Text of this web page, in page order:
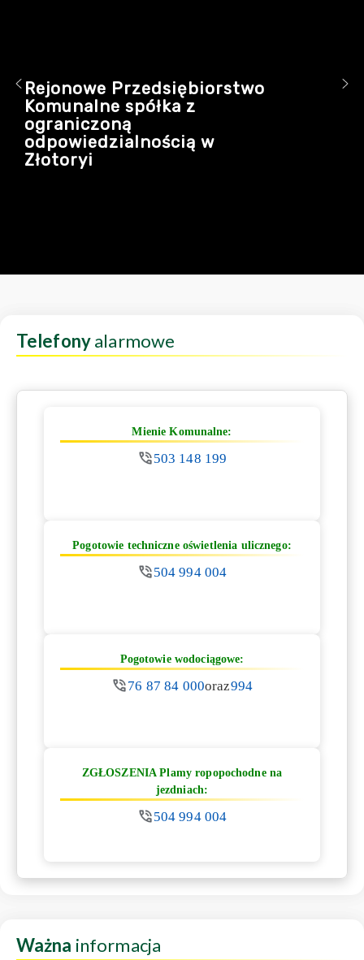
Rejonowe Przedsiębiorstwo
Komunalne spółka z
ograniczoną
odpowiedzialnością w
Złotoryi
Telefonyalarmowe
Mienie Komunalne:
503 148 199
Pogotowie techniczne oświetlenia ulicznego:
504 994 004
Pogotowie wodociągowe:
76 87 84 000oraz994
ZGŁOSZENIA Plamy ropopochodne na
jezdniach:
504 994 004
Ważna informacja